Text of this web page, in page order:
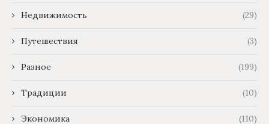
Недвижимость (29)
Путешествия (3)
Разное (199)
Традиции (10)
Экономика (110)